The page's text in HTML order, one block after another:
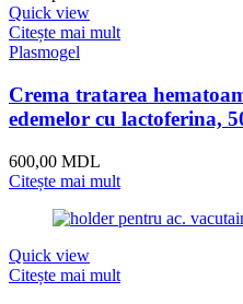
Quick view
Citește mai mult
Plasmogel
Crema tratarea
edemelor cu lactoferina,
600,00 MDL
Citește mai mult
Quick view
Citește mai mult